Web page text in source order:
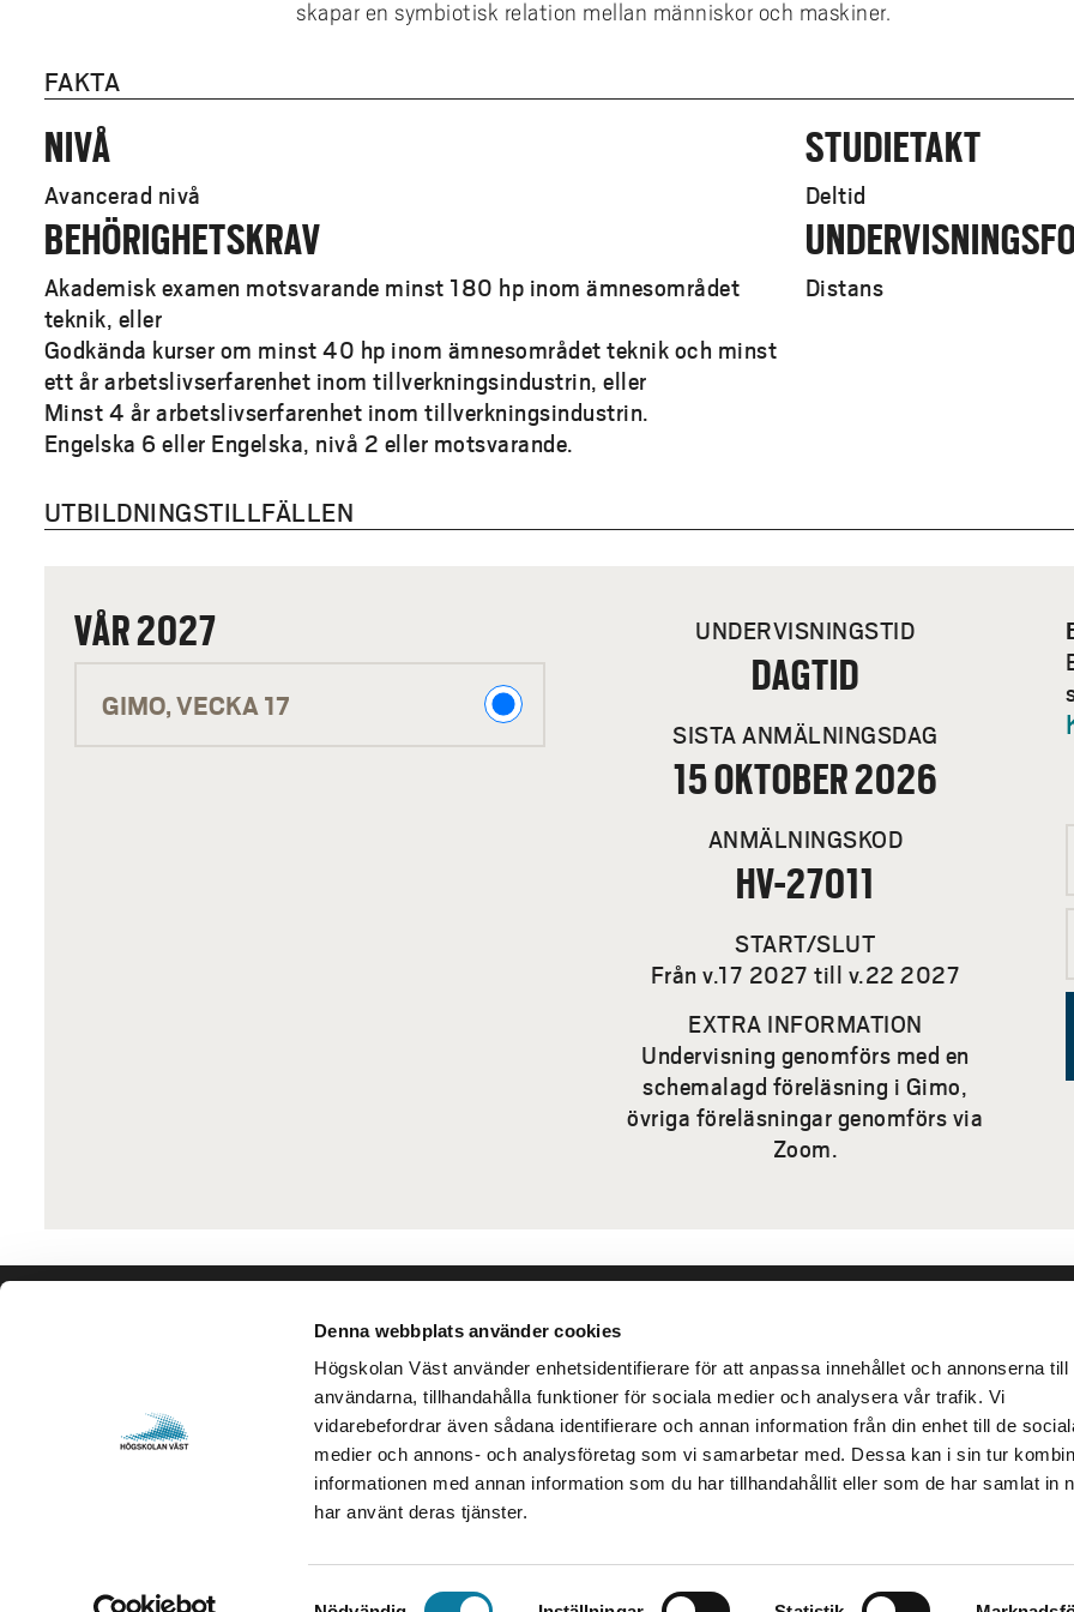
Denna webbplats använder cookies
Högskolan Väst använder enhetsidentifierare för att anpassa innehållet och annonserna till
användarna, tillhandahålla funktioner för sociala medier och analysera vår trafik. Vi
vidarebefordrar även sådana identifierare och annan information från din enhet till de
medier och annons- och analysföretag som vi samarbetar med. Dessa kan i sin tur
informationen med annan information som du har tillhandahållit eller som de har samlat in
har använt deras tjänster.
skapar en symbiotisk relation mellan människor och maskiner.
FAKTA
NIVÅ
Avancerad nivå
BEHÖRIGHETSKRAV
Akademisk examen motsvarande minst 180 hp inom ämnesområdet
teknik, eller
Godkända kurser om minst 40 hp inom ämnesområdet teknik och minst
ett år arbetslivserfarenhet inom tillverkningsindustrin, eller
Minst 4 år arbetslivserfarenhet inom tillverkningsindustrin.
Engelska 6 eller Engelska, nivå 2 eller motsvarande.
STUDIETAKT
Deltid
Distans
UTBILDNINGSTILLFÄLLEN
VÅR 2027
GIMO, VECKA 17
UNDERVISNINGSTID
DAGTID
SISTA ANMÄLNINGSDAG
15 OKTOBER 2026
ANMÄLNINGSKOD
HV-27011
START/SLUT
Från v.17 2027 till v.22 2027
EXTRA INFORMATION
Undervisning genomförs med en
schemalagd föreläsning i Gimo,
övriga föreläsningar genomförs via
Zoom.
0520-22 30 00
Besök och leveranser
Gustava Melins Gata 2
461 32 Trollhättan
Org. nr. 202100-4052
Öppettider
Kris och nödsituation
Press och media
Arbeta hos oss
Om webbplatsen